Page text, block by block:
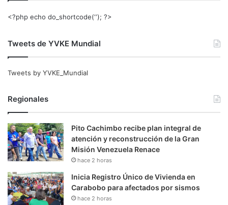
<?php echo do_shortcode(‘‘); ?>
Tweets de YVKE Mundial
Tweets by YVKE_Mundial
Regionales
Pito Cachimbo recibe plan integral de
atención y reconstrucción de la Gran
Misión Venezuela Renace
hace 2 horas
Inicia Registro Único de Vivienda en
Carabobo para afectados por sismos
hace 2 horas